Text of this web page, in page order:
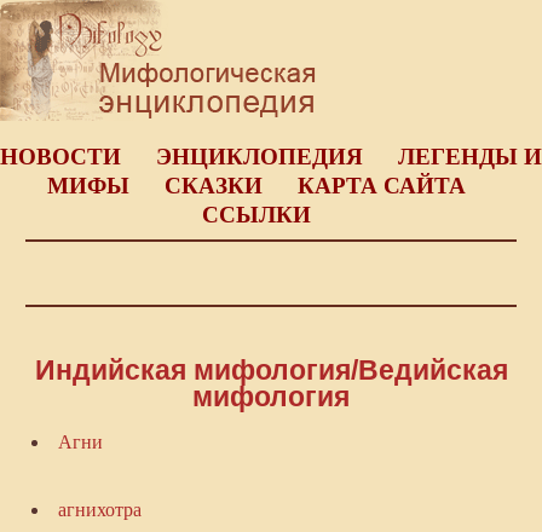
НОВОСТИ ЭНЦИКЛОПЕДИЯ
ЛЕГЕНДЫ И
МИФЫ
СКАЗКИ
КАРТА САЙТА
ССЫЛКИ
Индийская мифология/Ведийская
мифология
Агни
агнихотра